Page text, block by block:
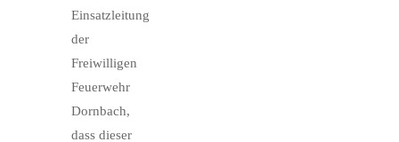
Einsatzleitung
der
Freiwilligen
Feuerwehr
Dornbach,
dass dieser